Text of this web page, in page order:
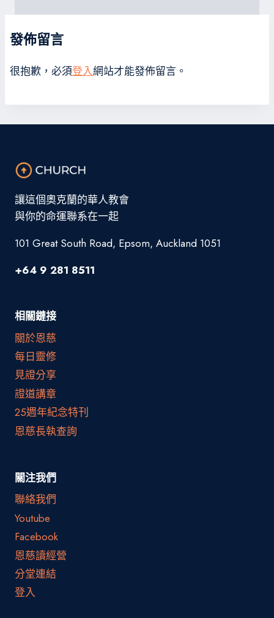
發佈留言
很抱歉，必須登入網站才能發佈留言。
讓這個奧克蘭的華人教會
與你的命運聯系在一起
101 Great South Road, Epsom, Auckland 1051
+64 9 281 8511
相關鏈接
關於恩慈
每日靈修
見證分享
證道講章
25週年紀念特刊
恩慈長執查詢
關注我們
聯絡我們
Youtube
Facebook
恩慈讀經營
分堂連結
登入